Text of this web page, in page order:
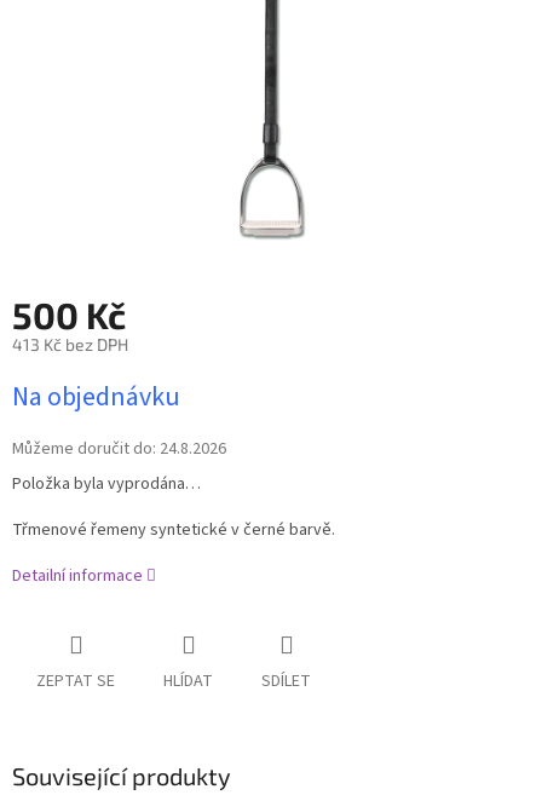
500 Kč
413 Kč bez DPH
cena:
Na objednávku
Můžeme doručit do: 24.8.2026
Položka byla vyprodána…
Třmenové řemeny syntetické v černé barvě.
Detailní informace
ZEPTAT SE HLÍDAT SDÍLET
Související produkty